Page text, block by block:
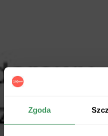
Zgoda